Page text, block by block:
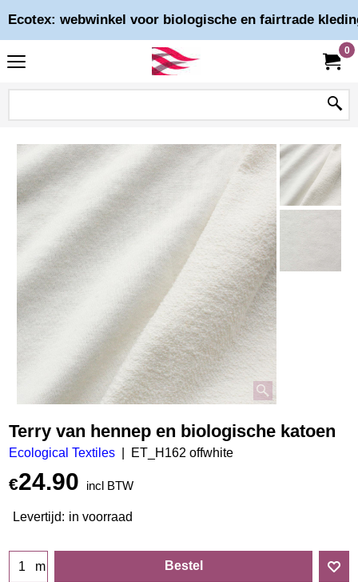
Ecotex: webwinkel voor biologische en fairtrade
0
Terry van hennep en biologische katoen
Ecological Textiles ET_H162 offwhite
€24.90 incl BTW
Levertijd: in voorraad
m Bestel